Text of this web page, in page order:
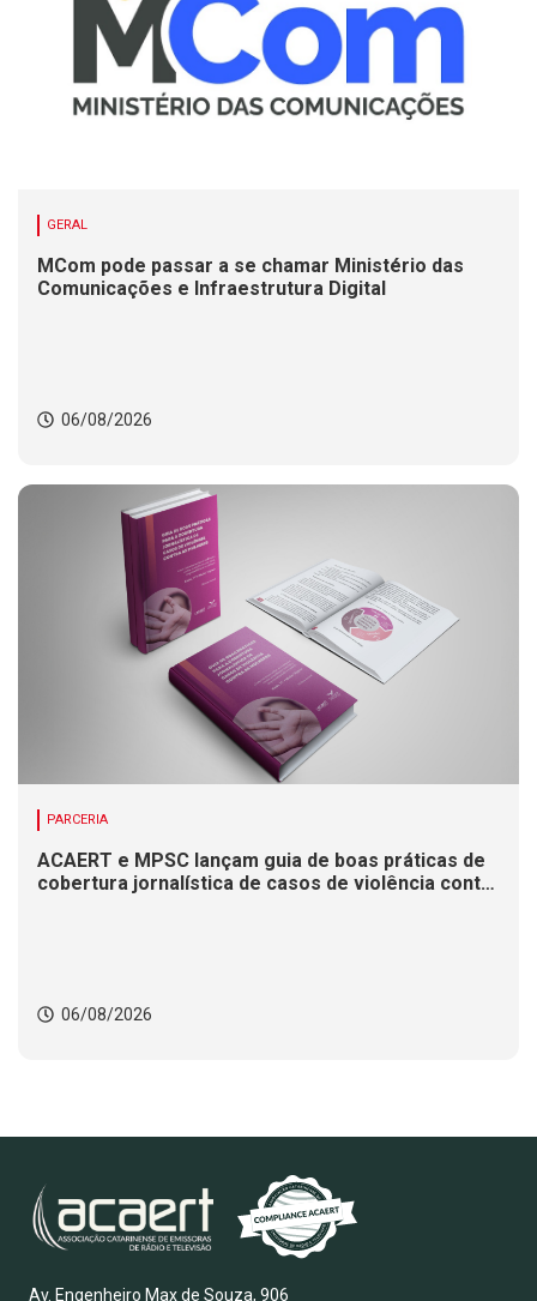
GERAL
MCom pode passar a se chamar Ministério das
Comunicações e Infraestrutura Digital
06/08/2026
PARCERIA
ACAERT e MPSC lançam guia de boas práticas de
cobertura jornalística de casos de violência contra
06/08/2026
Av. Engenheiro Max de Souza, 906